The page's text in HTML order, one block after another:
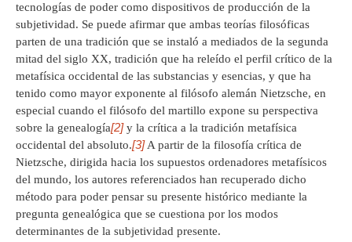
tecnologías de poder como dispositivos de producción de la
subjetividad. Se puede afirmar que ambas teorías filosóficas
parten de una tradición que se instaló a mediados de la segunda
mitad del siglo XX, tradición que ha releído el perfil crítico de la
metafísica occidental de las substancias y esencias, y que ha
tenido como mayor exponente al filósofo alemán Nietzsche, en
especial cuando el filósofo del martillo expone su perspectiva
sobre la genealogía[2]y la crítica a la tradición metafísica
occidental del absoluto.[3]A partir de la filosofía crítica de
Nietzsche, dirigida hacia los supuestos ordenadores metafísicos
del mundo, los autores referenciados han recuperado dicho
método para poder pensar su presente histórico mediante la
pregunta genealógica que se cuestiona por los modos
determinantes de la subjetividad presente.